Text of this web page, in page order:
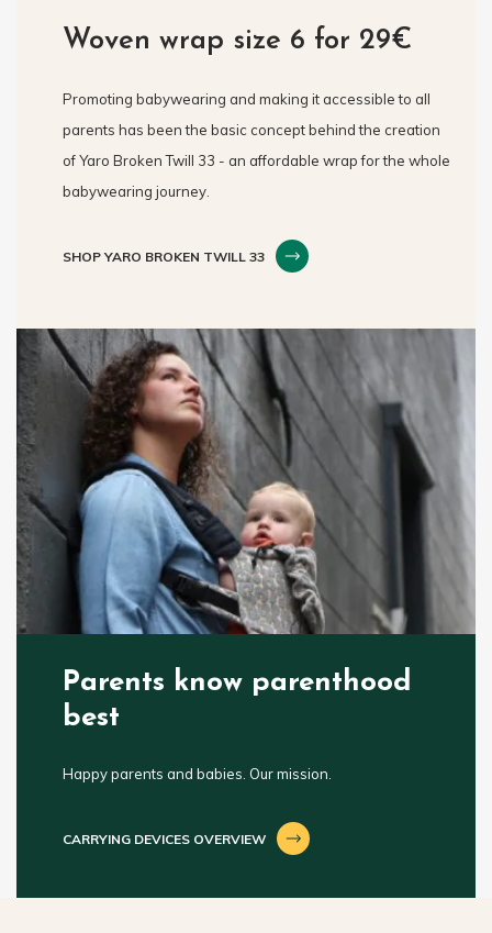
Woven wrap size 6 for 29€
Promoting babywearing and making it accessible to all
parents has been the basic concept behind the creation
of Yaro Broken Twill 33 - an affordable wrap for the whole
babywearing journey.
SHOP YARO BROKEN TWILL 33
Parents know parenthood
best
Happy parents and babies. Our mission.
CARRYING DEVICES OVERVIEW